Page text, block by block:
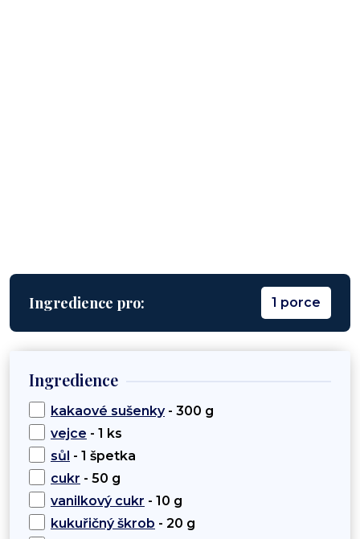
Ingredience pro: 1 porce
Ingredience
kakaové sušenky- 300 g
vejce - 1 ks
sůl - 1 špetka
cukr - 50 g
vanilkový cukr - 10 g
kukuřičný škrob - 20 g